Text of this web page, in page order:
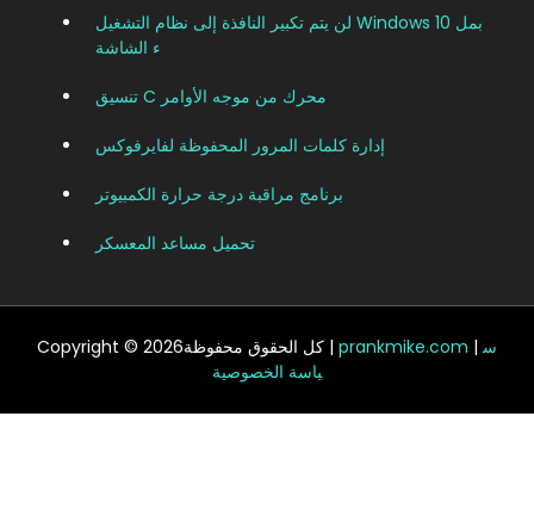
لن يتم تكبير النافذة إلى نظام التشغيل Windows 10 بمل
ء الشاشة
تنسيق C محرك من موجه الأوامر
إدارة كلمات المرور المحفوظة لفايرفوكس
برنامج مراقبة درجة حرارة الكمبيوتر
تحميل مساعد المعسكر
Copyright © 2026كل الحقوق محفوظة | prankmike.com |س
ياسة الخصوصية